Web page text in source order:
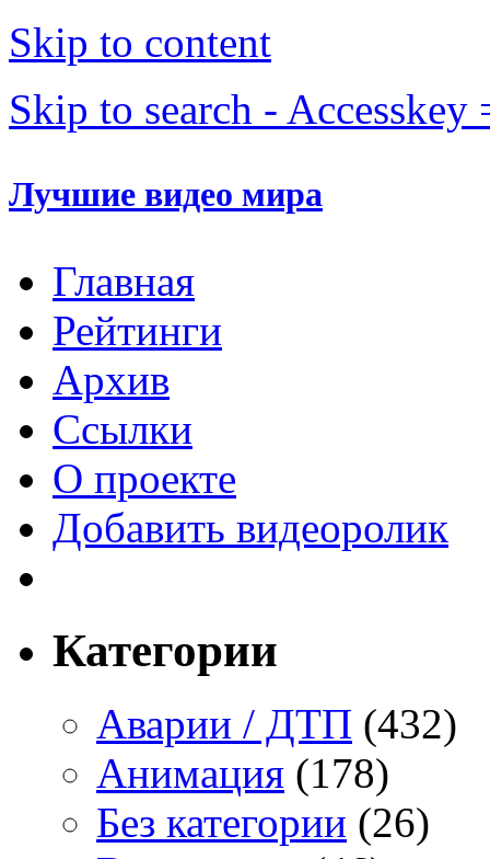
Skip to content
Skip to search - Accesskey
Лучшие видео мира
Главная
Рейтинги
Архив
Ссылки
О проекте
Добавить видеоролик
Категории
Аварии / ДТП (432)
Анимация (178)
Без категории (26)